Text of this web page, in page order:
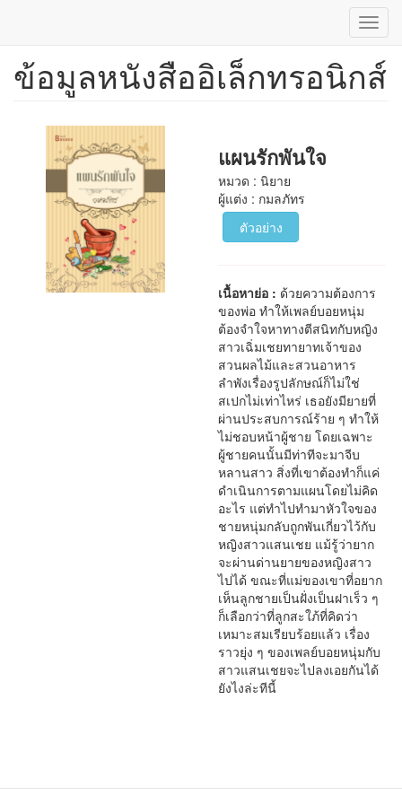
ข้าม
ข้อมูลหนังสืออิเล็กทรอนิกส์
แผนรักพันใจ
หมวด : นิยาย
ผู้แต่ง : กมลภัทร
ตัวอย่าง
เนื้อหาย่อ : ด้วยความต้องการ
ของพ่อ ทำให้เพลย์บอยหนุ่ม
ต้องจำใจหาทางตีสนิทกับหญิง
สาวเฉิ่มเชยทายาทเจ้าของ
สวนผลไม้และสวนอาหาร
ลำพังเรื่องรูปลักษณ์ก็ไม่ใช่
สเปกไม่เท่าไหร่ เธอยังมียายที่
ผ่านประสบการณ์ร้าย ๆ ทำให้
ไม่ชอบหน้าผู้ชาย โดยเฉพาะ
ผู้ชายคนนั้นมีท่าทีจะมาจีบ
หลานสาว สิ่งที่เขาต้องทำก็แค่
ดำเนินการตามแผนโดยไม่คิด
อะไร แต่ทำไปทำมาหัวใจของ
ชายหนุ่มกลับถูกพันเกี่ยวไว้กับ
หญิงสาวแสนเชย แม้รู้ว่ายาก
จะผ่านด่านยายของหญิงสาว
ไปได้ ขณะที่แม่ของเขาที่อยาก
เห็นลูกชายเป็นฝั่งเป็นฝาเร็ว ๆ
ก็เลือกว่าที่ลูกสะใภ้ที่คิดว่า
เหมาะสมเรียบร้อยแล้ว เรื่อง
ราวยุ่ง ๆ ของเพลย์บอยหนุ่มกับ
สาวแสนเชยจะไปลงเอยกันได้
ยังไงล่ะทีนี้